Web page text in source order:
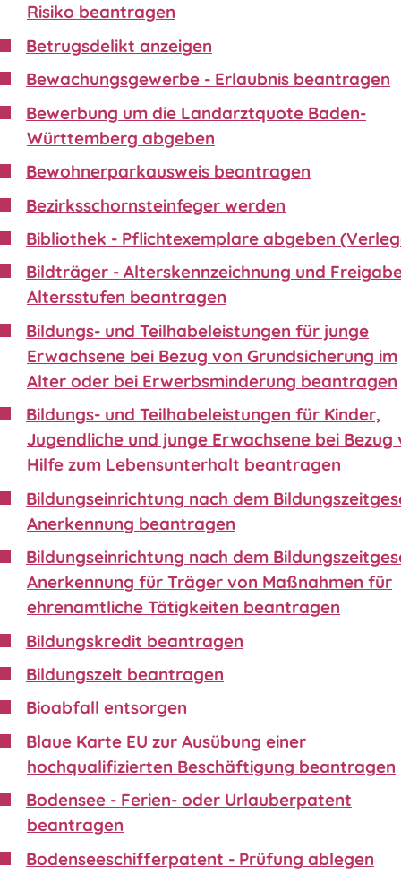
Risiko beantragen
Betrugsdelikt anzeigen
Bewachungsgewerbe - Erlaubnis beantragen
Bewerbung um die Landarztquote Baden-
Württemberg abgeben
Bewohnerparkausweis beantragen
Bezirksschornsteinfeger werden
Bibliothek - Pflichtexemplare abgeben
Bildträger - Alterskennzeichnung und
Altersstufen beantragen
Bildungs- und Teilhabeleistungen für junge
Erwachsene bei Bezug von Grundsicherung im
Alter oder bei Erwerbsminderung beantragen
Bildungs- und Teilhabeleistungen für Kinder,
Jugendliche und junge Erwachsene bei Bezug
Hilfe zum Lebensunterhalt beantragen
Bildungseinrichtung nach dem
Anerkennung beantragen
Bildungseinrichtung nach dem
Anerkennung für Träger von Maßnahmen für
ehrenamtliche Tätigkeiten beantragen
Bildungskredit beantragen
Bildungszeit beantragen
Bioabfall entsorgen
Blaue Karte EU zur Ausübung einer
hochqualifizierten Beschäftigung beantragen
Bodensee - Ferien- oder Urlauberpatent
beantragen
Bodenseeschifferpatent - Prüfung ablegen